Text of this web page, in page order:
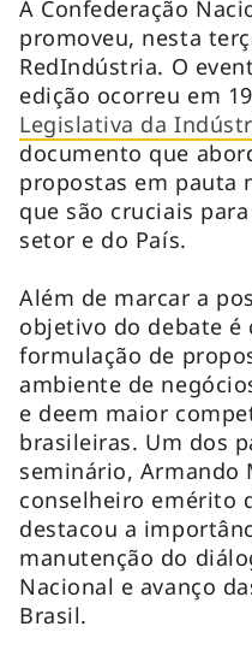
A Confederação
promoveu, nesta
RedIndústria. O
edição ocorreu em
Legislativa da
documento que
propostas em pauta
que são cruciais
setor e do País.
Além de marcar a
objetivo do debate
formulação de
ambiente de
e deem maior
brasileiras. Um dos
seminário, Armando
conselheiro emérito
destacou a
manutenção do
Nacional e avanço
Brasil.